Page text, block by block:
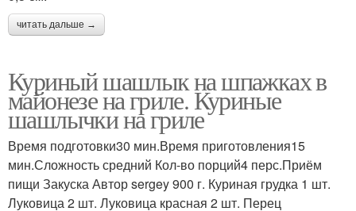
читать дальше →
Куриный шашлык на шпажках в
майонезе на гриле. Куриные
шашлычки на гриле
Время подготовки30 мин.Время приготовления15
мин.Сложность средний Кол-во порций4 перс.Приём
пищи Закуска Автор sergey 900 г. Куриная грудка 1 шт.
Луковица 2 шт. Луковица красная 2 шт. Перец